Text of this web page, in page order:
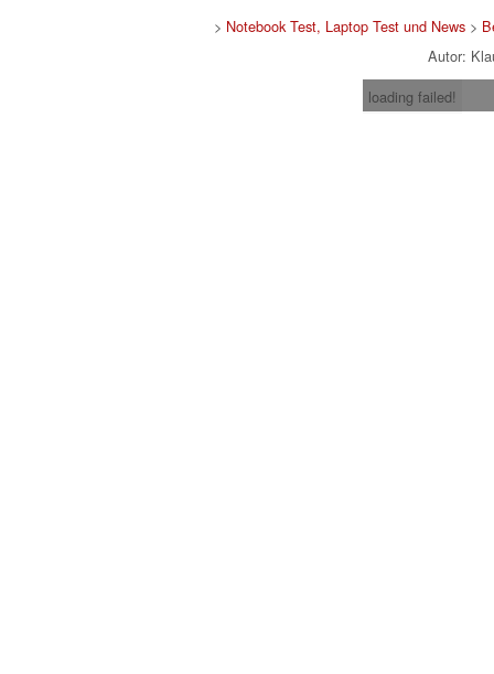
> Notebook Test, Laptop Test und News >
Autor:
loading failed!